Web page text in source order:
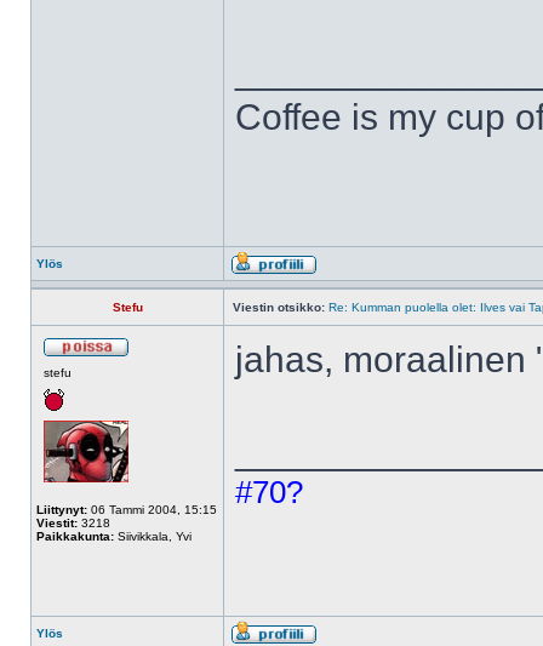
Coffee is my cup
Ylös
Stefu Viestin otsikko: Re: Kumman puolella olet: Ilves vai
stefu
Liittynyt: 06 Tammi 2004, 15:15
Viestit: 3218
Paikkakunta: Siivikkala, Yvi
jahas,
#70?
Ylös